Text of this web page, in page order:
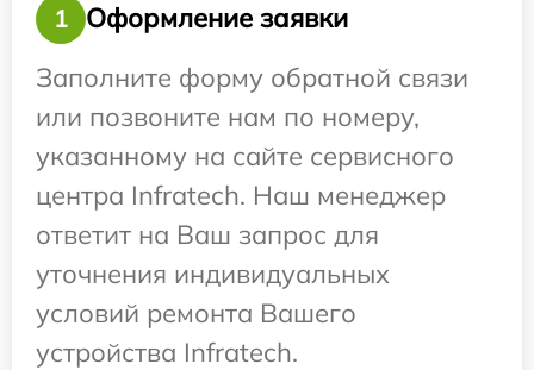
1
Оформление заявки
Заполните форму обратной связи
или позвоните нам по номеру,
указанному на сайте сервисного
центра Infratech. Наш менеджер
ответит на Ваш запрос для
уточнения индивидуальных
условий ремонта Вашего
устройства Infratech.